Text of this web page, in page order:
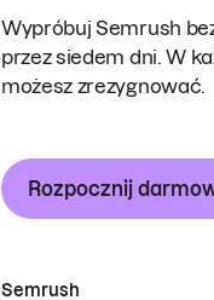
Wypróbuj Semrush
przez siedem dni. W
możesz zrezygnować.
Rozpocznij
Semrush